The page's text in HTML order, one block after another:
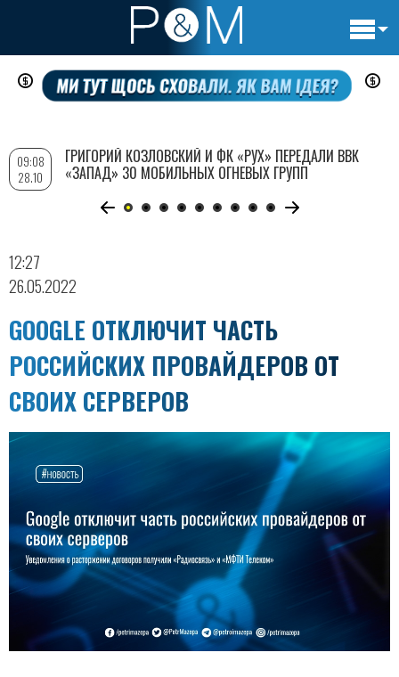
Перейти
содержанию
12:27
26.05.2022
GOOGLE ОТКЛЮЧИТ ЧАСТЬ
РОССИЙСКИХ ПРОВАЙДЕРОВ ОТ
СВОИХ СЕРВЕРОВ
09:08
28.10
ГРИГОРИЙ КОЗЛОВСКИЙ И ФК «РУХ» ПЕРЕДАЛИ ВВК
«ЗАПАД» 30 МОБИЛЬНЫХ ОГНЕВЫХ ГРУПП